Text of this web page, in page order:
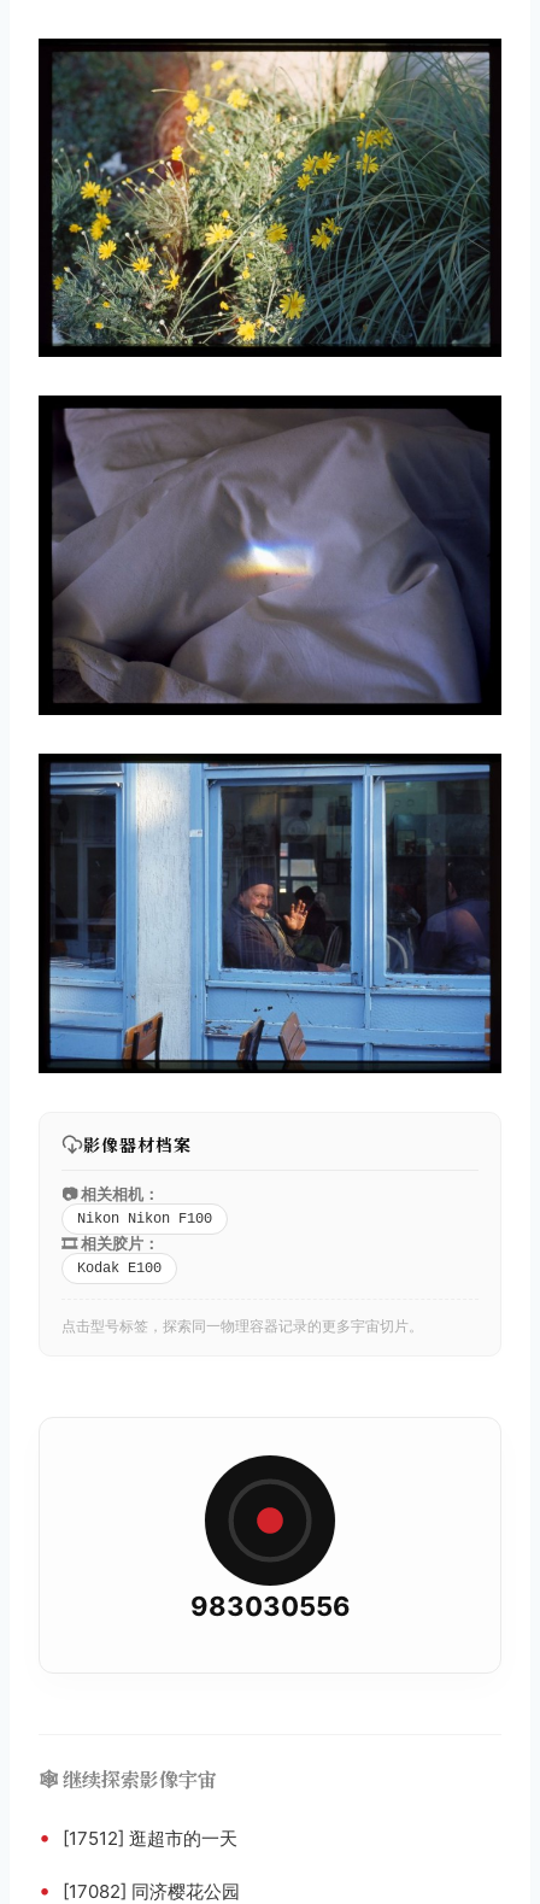
影像器材档案
📷 相关相机：
Nikon Nikon F100
🎞️ 相关胶片：
Kodak E100
点击型号标签，探索同一物理容器记录的更多宇宙切片。
983030556
🕸️ 继续探索影像宇宙
• [17512] 逛超市的一天
• [17082] 同济樱花公园
取消 搜索